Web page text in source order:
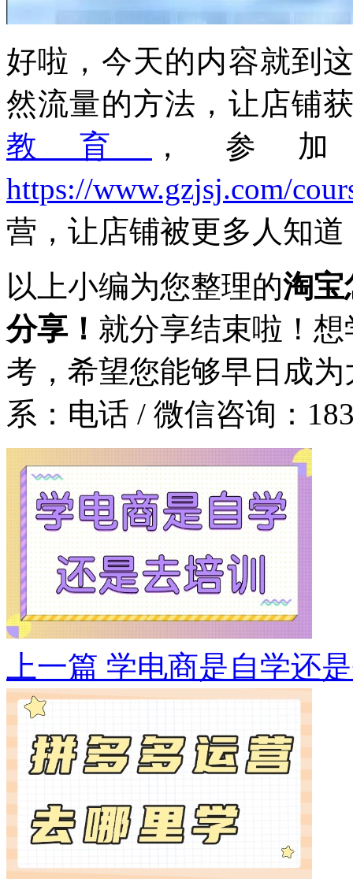
好啦，今天的内容就到
然流量的方法，让店铺
教育
，参
https://www.gzjsj.com/
营，让店铺被更多人知
以上小编为您整理的淘宝
分享！ 就分享结束啦！
考，希望您能够早日成
系： 电话 / 微信咨询：
上一篇 学电商是自学还